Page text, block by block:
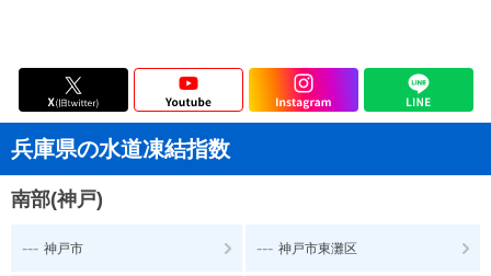
兵庫県の水道凍結指数
南部(神戸)
--- 神戸市 --- 神戸市東灘区